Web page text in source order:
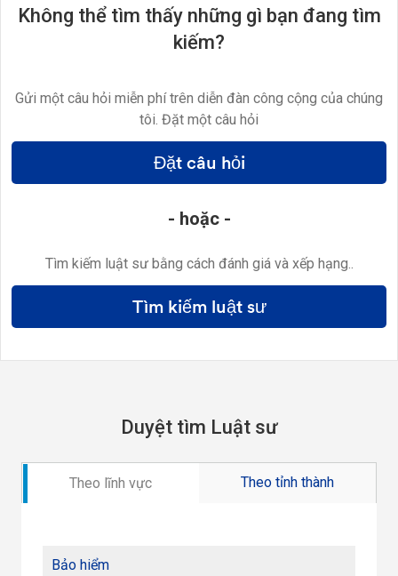
Không thể tìm thấy những gì bạn đang tìm
kiếm?
Gửi một câu hỏi miễn phí trên diễn đàn công cộng của chúng
tôi. Đặt một câu hỏi
Đặt câu hỏi
- hoặc -
Tìm kiếm luật sư bằng cách đánh giá và xếp hạng..
Tìm kiếm luật sư
Duyệt tìm Luật sư
Theo lĩnh vực Theo tỉnh thành
Bảo hiểm